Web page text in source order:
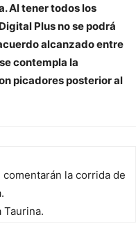
Al tener todos los
Plus no se podrá
alcanzado entre
contempla la
picadores posterior al
la corrida de
Taurina.